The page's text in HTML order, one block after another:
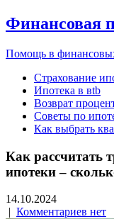
Финансовая
Помощь в
Страхование
Ипотека в вtb
Возврат
Советы по
Как выбрать
Как рассчитать
ипотеки –
14.10.2024
| Комментариев нет